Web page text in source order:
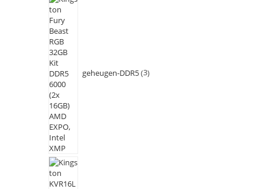
geheugen-DDR5 3